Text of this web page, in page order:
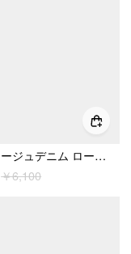
カモフラージュデニム ローライズ レースパネル Aライン ミニスカート
￥6,100